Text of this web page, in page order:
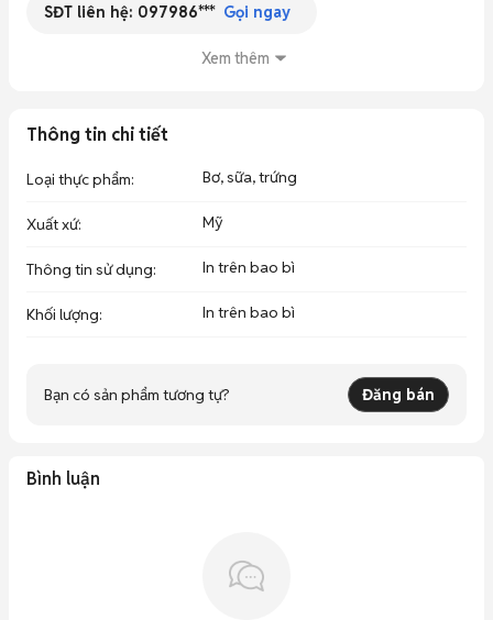
liên hệ qua zalo hoặc sđt đều được
SĐT liên hệ: 097986*** Gọi ngay
Xem thêm
Thông tin chi tiết
Loại thực phẩm: Bơ, sữa, trứng
Xuất xứ: Mỹ
Thông tin sử dụng: In trên bao bì
Khối lượng: In trên bao bì
Bạn có sản phẩm tương tự? Đăng bán
Bình luận